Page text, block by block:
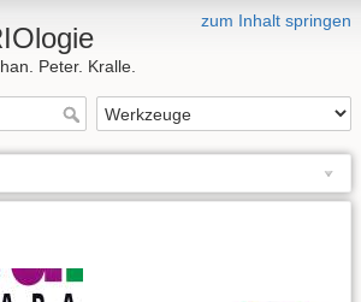
zum Inhalt springen
Peter. Kralle.